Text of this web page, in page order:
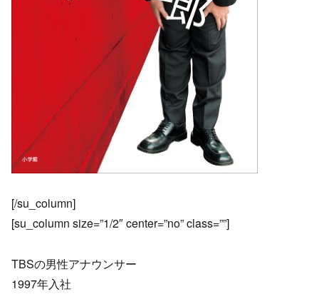
[/su_column]
[su_column size=”1/2″ center=”no” class=””]
TBSの男性アナウンサー
1997年入社